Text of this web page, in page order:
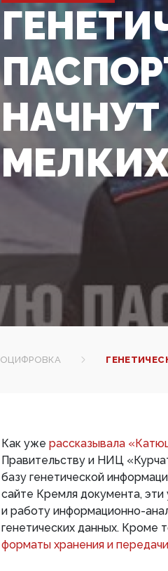
ОЦИФРОВКА
Как уже рассказывала
Правительству и НИЦ
базу генетической
сайте Кремля документа,
и работу информационно-
генетических данных. Кроме
форматы хранения и